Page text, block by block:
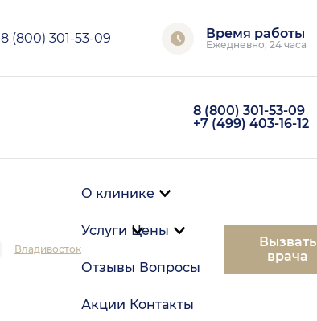
8 (800) 301-53-09 Время работы
Ежедневно, 24 часа
8 (800) 301-53-09
+7 (499) 403-16-12
Владивосток
О клинике
Услуги Цены
Отзывы Вопросы
Акции Контакты
Вызвать
врача